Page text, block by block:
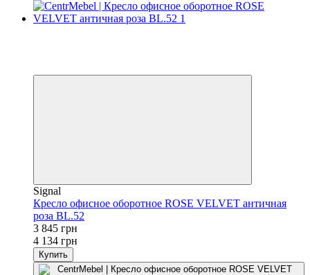
Signal
Кресло офисное оборотное ROSE VELVET античная
роза BL.52
3 845 грн
4 134 грн
Купить